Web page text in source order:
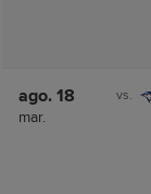
ago. 18
mar.
vs.